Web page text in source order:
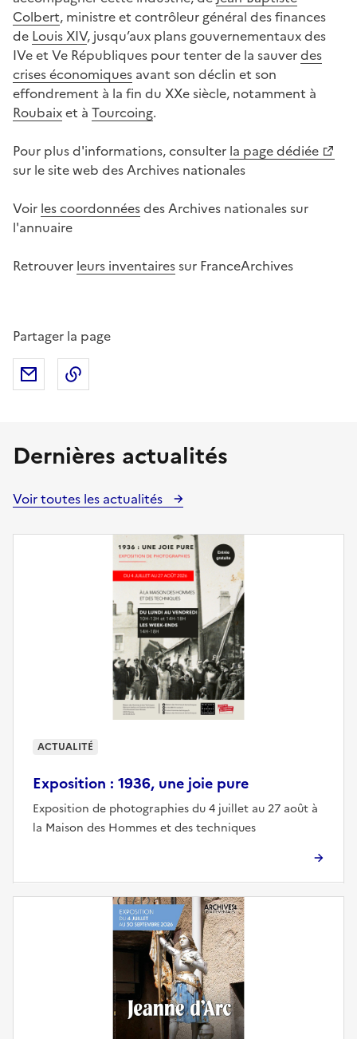
Colbert, ministre et contrôleur général des finances
de Louis XIV, jusqu’aux plans gouvernementaux des
IVe et Ve Républiques pour tenter de la sauverdes
crises économiques avant son déclin et son
effondrement à la fin du XXe siècle, notamment à
Roubaixet à Tourcoing.
Pour plus d'informations, consulter la page dédiée
sur le site web des Archives nationales
Voir les coordonnéesdes Archives nationales sur
l'annuaire
Retrouver leurs inventairessur FranceArchives
Partager la page
Partager par mail
Dernières actualités
Voir toutes les actualités
Exposition : 1936, une joie pure
Exposition de photographies du 4 juillet au 27 août à
la Maison des Hommes et des techniques
ACTUALITÉ